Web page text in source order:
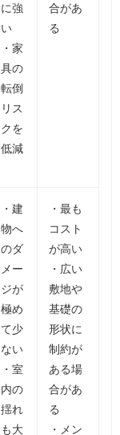
に強
い
・家
具の
転倒
リス
クを
低減
合があ
る
・建
物へ
のダ
メー
ジが
極め
て少
ない
・室
内の
揺れ
も大
・最も
コスト
が高い
・広い
敷地や
基礎の
形状に
制約が
ある場
合があ
る
・メン